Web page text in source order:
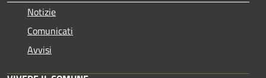
Notizie
Comunicati
Avvisi